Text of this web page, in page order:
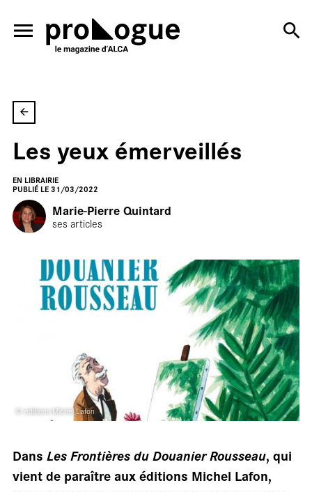
ALLER AU CONTENU PRINCIPAL
Les yeux émerveillés
EN LIBRAIRIE
PUBLIÉ LE 31/03/2022
Marie-Pierre Quintard
ses articles
© éditions Michel Lafon
Dans Les Frontières du Douanier Rousseau, qui
vient de paraître aux éditions Michel Lafon,